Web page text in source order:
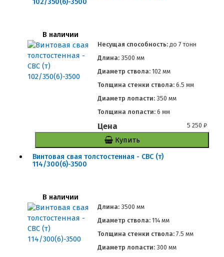
В наличии
Несущая способность: до 7 тонн
Длина:3500 мм
Диаметр ствола:102 мм
Толщина стенки ствола:6.5 мм
Диаметр лопасти:350 мм
Толщина лопасти:6 мм
Цена 5 250₽
Купить
Винтовая свая толстостенная - СВС (т)
114/300(6)-3500
В наличии
Длина:3500 мм
Диаметр ствола:114 мм
Толщина стенки ствола:7.5 мм
Диаметр лопасти:300 мм